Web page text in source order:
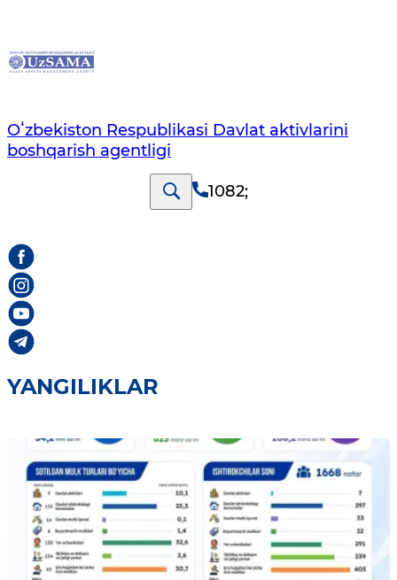
Oʻzbekiston Respublikasi Davlat aktivlarini
boshqarish agentligi
1082;
YANGILIKLAR